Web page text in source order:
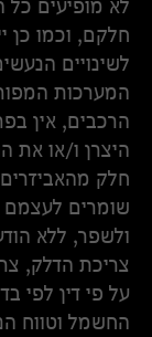
לא מופיעים
חלקם, וכמו כן
לשינויים
המערכות
הרכבים, אין
היצרן ו/או את
חלק
שומרים
ולשפר, ללא
צריכת הדלק,
על פי דין לפי
החשמל וטווח